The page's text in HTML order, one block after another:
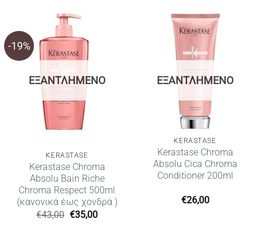
-19%
ΕΞΑΝΤΛΗΜΈΝΟ
KERASTASE
Kerastase Chroma
Absolu Bain Riche
Chroma Respect 500ml
(κανονικά έως χονδρά )
€43,00 Original
price
€35,00Η
ΕΞΑΝΤΛΗΜΈΝΟ
KERASTASE
Kerastase Chroma
Absolu Cica Chroma
Conditioner 200ml
€26,00